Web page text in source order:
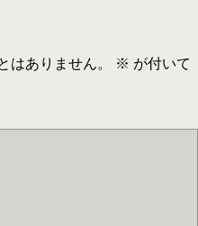
ありません。 ※ が付いて